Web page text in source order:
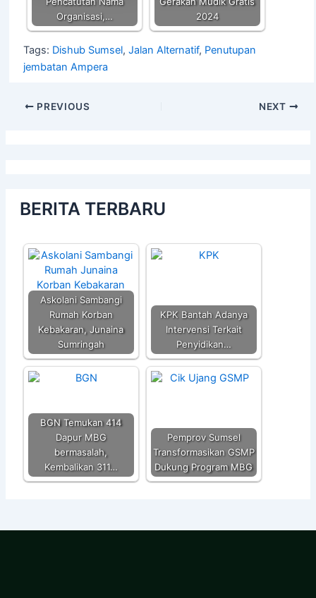
Organisasi,…
2024
Tags: Dishub Sumsel, Jalan Alternatif, Penutupan
jembatan Ampera
PREVIOUS NEXT
BERITA TERBARU
Askolani Sambangi
Rumah Korban
Kebakaran, Junaina
Sumringah
KPK Bantah Adanya
Intervensi Terkait
Penyidikan…
BGN Temukan 414
Dapur MBG
bermasalah,
Kembalikan 311…
Pemprov Sumsel
Transformasikan GSMP
Dukung Program MBG